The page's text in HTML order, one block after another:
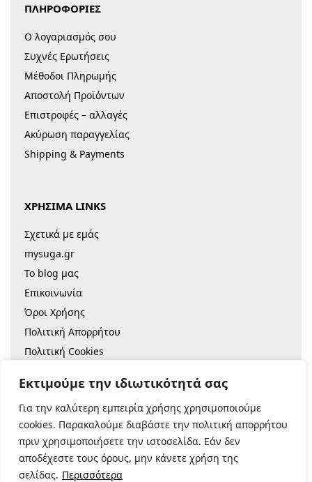
Εκτιμούμε την ιδιωτικότητά σας
Για την καλύτερη εμπειρία χρήσης χρησιμοποιούμε
cookies. Παρακαλούμε διαβάστε την πολιτική απορρήτου
πριν χρησιμοποιήσετε την ιστοσελίδα. Εάν δεν
αποδέχεστε τους όρους, μην κάνετε χρήση της
σελίδας. Περισσότερα
ΠΛΗΡΟΦΟΡΙΕΣ
Ο λογαριασμός σου
Συχνές Ερωτήσεις
Μέθοδοι Πληρωμής
Αποστολή Προϊόντων
Επιστροφές – αλλαγές
Ακύρωση παραγγελίας
Shipping & Payments
ΧΡΗΣΙΜΑ LINKS
Σχετικά με εμάς
mysuga.gr
Το blog μας
Επικοινωνία
Όροι Χρήσης
Πολιτική Απορρήτου
Πολιτική Cookies
© 2022 |Κατασκευή Eshop
Ασφαλείς Πληρωμές: